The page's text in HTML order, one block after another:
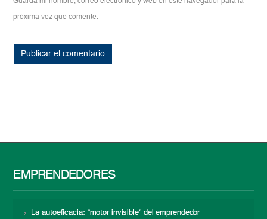
próxima vez que comente.
EMPRENDEDORES
La autoeficacia: “motor invisible” del emprendedor